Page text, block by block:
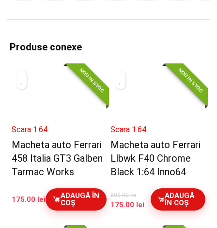
Produse conexe
NOU IN STOC
Scara 1:64
Macheta auto Ferrari
458 Italia GT3 Galben
Tarmac Works
175.00 lei
ADAUGĂ ÎN
COȘ
NOU IN STOC
Scara 1:64
Macheta auto Ferrari
Llbwk F40 Chrome
Black 1:64 Inno64
200.00lei
Prețul
175.00 lei Prețul
curent
ADAUGĂ
ÎN COȘ